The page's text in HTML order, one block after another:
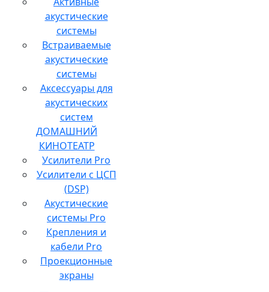
акустические
системы
Встраиваемые
акустические
системы
Аксессуары для
акустических
систем
ДОМАШНИЙ
КИНОТЕАТР
Усилители Pro
Усилители с ЦСП
(DSP)
Акустические
системы Pro
Крепления и
кабели Pro
Проекционные
экраны